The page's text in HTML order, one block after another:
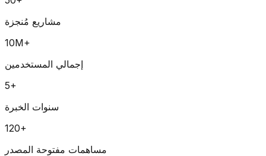
مشاريع مُنجزة
10M+
إجمالي المستخدمين
5+
سنوات الخبرة
120+
مساهمات مفتوحة المصدر